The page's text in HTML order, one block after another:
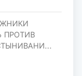
ПРОТИВ